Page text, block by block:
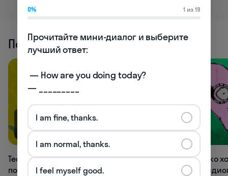
Похожие статьи
4K
Тест: угадаете английское слово
по транскрипции?
2.8K
Тест: насколько
английские
0% 1 из 19
Прочитайте мини-диалог и выберите
лучший ответ:
— _________
I am fine, thanks.
I am normal, thanks.
I feel myself good.